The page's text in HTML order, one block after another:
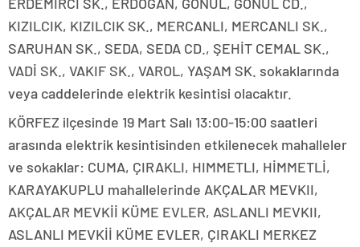
KIZILCIK, KIZILCIK SK., MERCANLI, MERCANLI SK.,
SARUHAN SK., SEDA, SEDA CD., ŞEHİT CEMAL SK.,
VADİ SK., VAKIF SK., VAROL, YAŞAM SK. sokaklarında
veya caddelerinde elektrik kesintisi olacaktır.
KÖRFEZ ilçesinde 19 Mart Salı 13:00-15:00 saatleri
arasında elektrik kesintisinden etkilenecek mahalleler
ve sokaklar: CUMA, ÇIRAKLI, HIMMETLI, HİMMETLİ,
KARAYAKUPLU mahallelerinde AKÇALAR MEVKII,
AKÇALAR MEVKİİ KÜME EVLER, ASLANLI MEVKII,
ASLANLI MEVKİİ KÜME EVLER, ÇIRAKLI MERKEZ